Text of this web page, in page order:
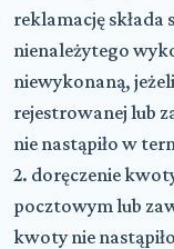
reklamację
nienależytego
niewykonaną,
rejestrowanej lub
nie nastąpiło w
2. doręczenie
pocztowym lub
kwoty nie